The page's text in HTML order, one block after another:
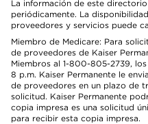
La información de este
periódicamente. La
proveedores y servicios puede
Miembro de Medicare: Para
de proveedores de Kaiser
Miembros al 1-800-805-2739,
8 p.m. Kaiser Permanente le
de proveedores en un plazo de
solicitud. Kaiser Permanente
copia impresa es una solicitud
para recibir esta copia impresa.